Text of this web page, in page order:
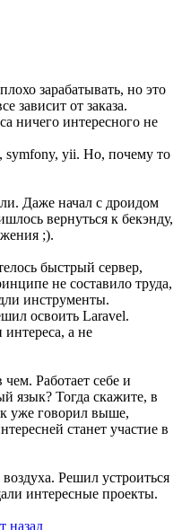
зарабатывать, но это
зависит от заказа.
ничего интересного не
yii. Но, почему то
Даже начал с дроидом
вернуться к бекэнду,
;).
быстрый сервер,
не составило труда,
инструменты.
освоить Laravel.
а не
Работает себе и
язык? Тогда скажите, в
уже говорил выше,
станет участие в
Решил устроиться
интересные проекты.
назад